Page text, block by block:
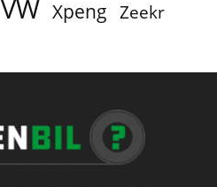
VW Xpeng Zeekr